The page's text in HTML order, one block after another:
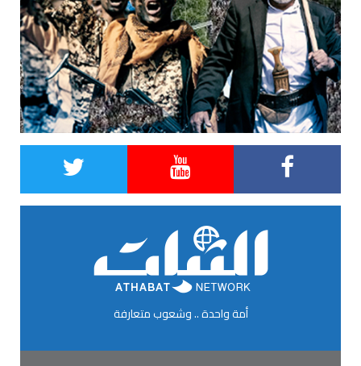
أمة واحدة .. وشعوب متعارفة